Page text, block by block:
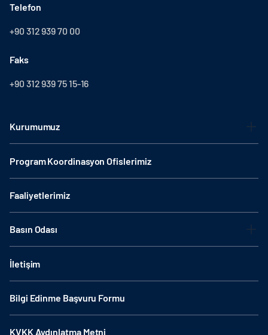
Telefon
+90 312 939 70 00
Faks
+90 312 939 75 15-16
Kurumumuz
Program Koordinasyon Ofislerimiz
Faaliyetlerimiz
Basın Odası
İletişim
Bilgi Edinme Başvuru Formu
KVKK Aydınlatma Metni